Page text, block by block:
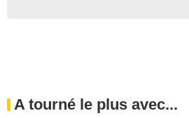
A tourné le plus avec...